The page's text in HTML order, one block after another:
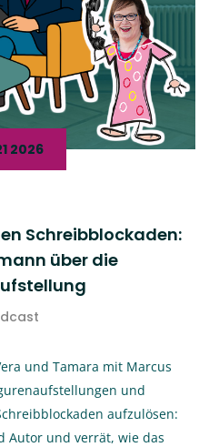
2026
Schreibblockaden:
über die
und Tamara mit Marcus
und
aufzulösen:
Autor und verrät, wie das